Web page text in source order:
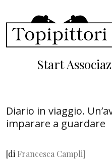
Start
Diario in viaggio.
imparare a guardare
[di Francesca Campli]